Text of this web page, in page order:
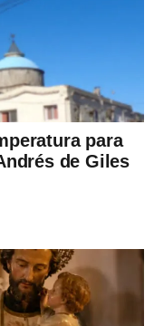
para
de Giles